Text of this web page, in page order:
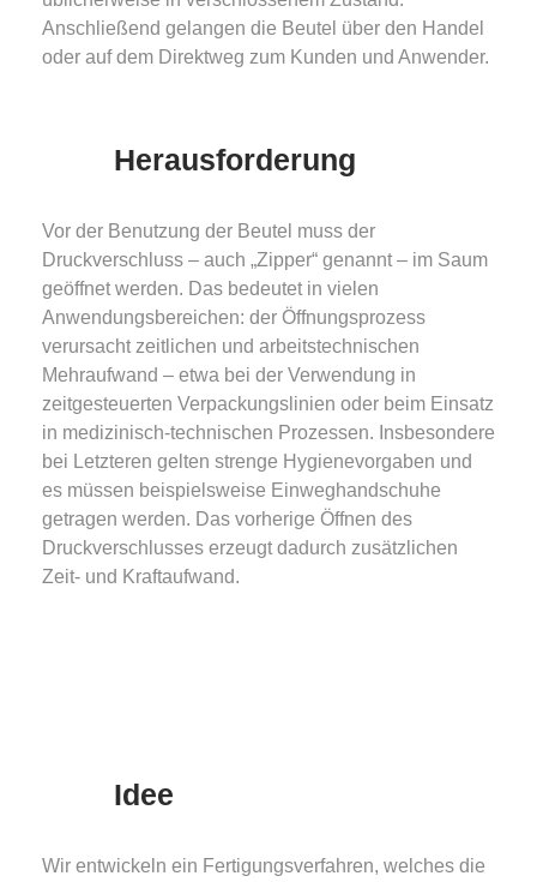
Anschließend gelangen die Beutel über den Handel
oder auf dem Direktweg zum Kunden und Anwender.
Herausforderung
Vor der Benutzung der Beutel muss der
Druckverschluss – auch „Zipper“ genannt – im Saum
geöffnet werden. Das bedeutet in vielen
Anwendungsbereichen: der Öffnungsprozess
verursacht zeitlichen und arbeitstechnischen
Mehraufwand – etwa bei der Verwendung in
zeitgesteuerten Verpackungslinien oder beim Einsatz
in medizinisch-technischen Prozessen. Insbesondere
bei Letzteren gelten strenge Hygienevorgaben und
es müssen beispielsweise Einweghandschuhe
getragen werden. Das vorherige Öffnen des
Druckverschlusses erzeugt dadurch zusätzlichen
Zeit- und Kraftaufwand.
Idee
Wir entwickeln ein Fertigungsverfahren, welches die